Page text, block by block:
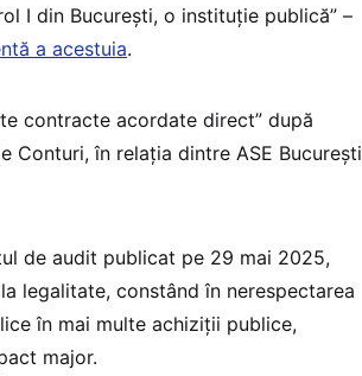
I din București, o instituție publică” –
a acestuia.
contracte acordate direct” după
în relația dintre ASE București
de audit publicat pe 29 mai 2025,
legalitate, constând în nerespectarea
în mai multe achiziții publice,
major.